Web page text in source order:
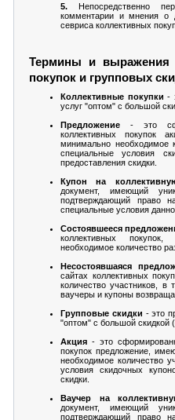
5. Непосредственно
комментарии и мнения о
севриса коллективных
Термины и выражения
покупок и групповых
Коллективные покупки -
услуг "оптом" с большой
Предложение - это
коллективных покупок
минимально необходимое
специальные условия
предоставления скидки.
Купон на
документ, имеющий
подтверждающий право
специальные условия
Состоявшееся
коллективных
необходимое количество
Несостоявшаяся
сайтах коллективных
количество участников, в
ваучеры и купоны
Групповые скидки - это
"оптом" с большой скидкой
Акция - это
покупок предложение,
необходимое количество
условия скидочных
скидки.
Ваучер на
документ, имеющий
подтверждающий право